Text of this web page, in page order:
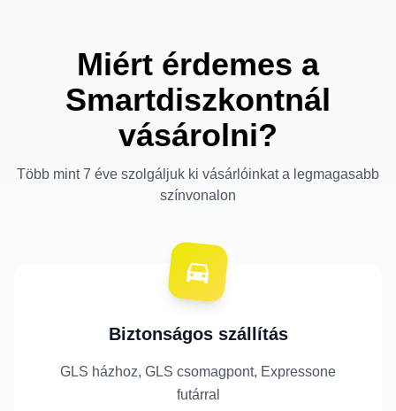
Miért érdemes a
Smartdiszkontnál
vásárolni?
Több mint 7 éve szolgáljuk ki vásárlóinkat a legmagasabb
színvonalon
Biztonságos szállítás
GLS házhoz, GLS csomagpont, Expressone
futárral